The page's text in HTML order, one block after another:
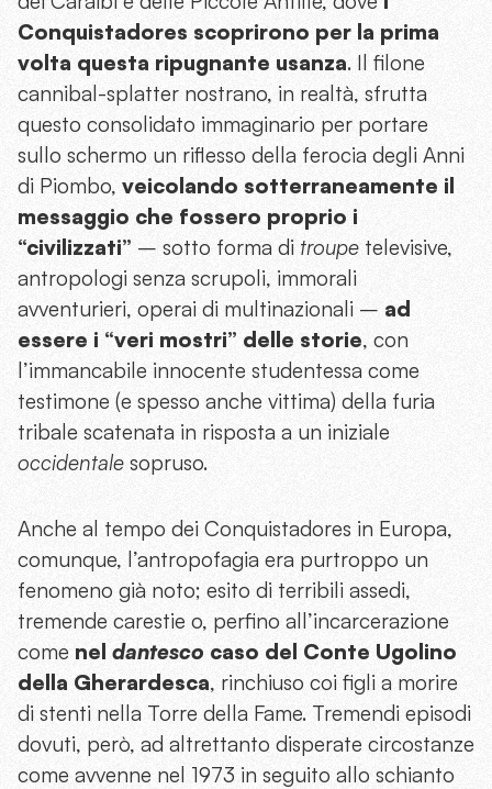
Conquistadores scoprirono per la prima
volta questa ripugnante usanza. Il filone
cannibal-splatter nostrano, in realtà, sfrutta
questo consolidato immaginario per portare
sullo schermo un riflesso della ferocia degli Anni
di Piombo, veicolando sotterraneamente il
messaggio che fossero proprio i
“civilizzati” – sotto forma di troupe televisive,
antropologi senza scrupoli, immorali
avventurieri, operai di multinazionali – ad
essere i “veri mostri” delle storie, con
l’immancabile innocente studentessa come
testimone (e spesso anche vittima) della furia
tribale scatenata in risposta a un iniziale
occidentale sopruso.
Anche al tempo dei Conquistadores in Europa,
comunque, l’antropofagia era purtroppo un
fenomeno già noto; esito di terribili assedi,
tremende carestie o, perfino all’incarcerazione
come nel dantesco caso del Conte Ugolino
della Gherardesca, rinchiuso coi figli a morire
di stenti nella Torre della Fame. Tremendi episodi
dovuti, però, ad altrettanto disperate circostanze
come avvenne nel 1973 in seguito allo schianto